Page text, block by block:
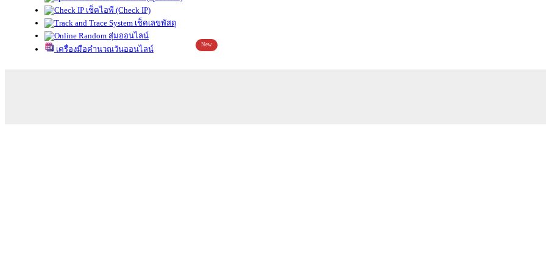
เช็คไอพี (Check IP)
เช็คเลขพัสดุ
สุ่มออนไลน์
เครื่องมือคำนวณวันออนไลน์
New